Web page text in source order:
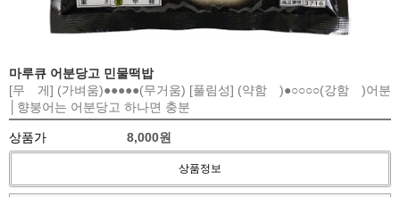
마루큐 어분당고 민물떡밥
[무 게] (가벼움)●●●●●(무거움) [풀림성] (약함 )●○○○○(강함 )어분
│향붕어는 어분당고 하나면 충분
상품가 8,000원
상품정보